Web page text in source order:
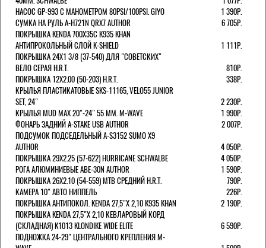
НАСОС GP-993 С МАНОМЕТРОМ 80PSI/100PSI. GIYO
1 390Р.
СУМКА НА РУЛЬ A-H721N QRX7 AUTHOR
6 705Р.
ПОКРЫШКА KENDA 700Х35С K935 KHAN
АНТИПРОКОЛЬНЫЙ СЛОЙ K-SHIELD
1 111Р.
ПОКРЫШКА 24X1 3/8 (37-540) ДЛЯ "СОВЕТСКИХ"
ВЕЛО СЕРАЯ H.R.T.
810Р.
ПОКРЫШКА 12X2.00 (50-203) H.R.T.
338Р.
КРЫЛЬЯ ПЛАСТИКАТОВЫЕ SKS-11165, VELO55 JUNIOR
SET, 24"
2 230Р.
КРЫЛЬЯ MUD MAX 20"-24" 55 ММ. M-WAVE
1 990Р.
ФОНАРЬ ЗАДНИЙ A-STAKE USB AUTHOR
2 007Р.
ПОДСУМОК ПОДСЕДЕЛЬНЫЙ A-S3152 SUMO X9
AUTHOR
4 050Р.
ПОКРЫШКА 29X2.25 (57-622) HURRICANE SCHWALBE
4 050Р.
РОГА АЛЮМИНИЕВЫЕ ABE-30N AUTHOR
1 590Р.
ПОКРЫШКА 26X2.10 (54-559) MTB СРЕДНИЙ H.R.T.
790Р.
КАМЕРА 10" АВТО НИППЕЛЬ
226Р.
ПОКРЫШКА АНТИПОКОЛ. KENDA 27,5"Х 2,10 K935 KHAN
2 190Р.
ПОКРЫШКА KENDA 27,5"Х 2,10 КЕВЛАРОВЫЙ КОРД
(СКЛАДНАЯ) K1013 KLONDIKE WIDE ELITE
6 590Р.
ПОДНОЖКА 24-29" ЦЕНТРАЛЬНОГО КРЕПЛЕНИЯ M-